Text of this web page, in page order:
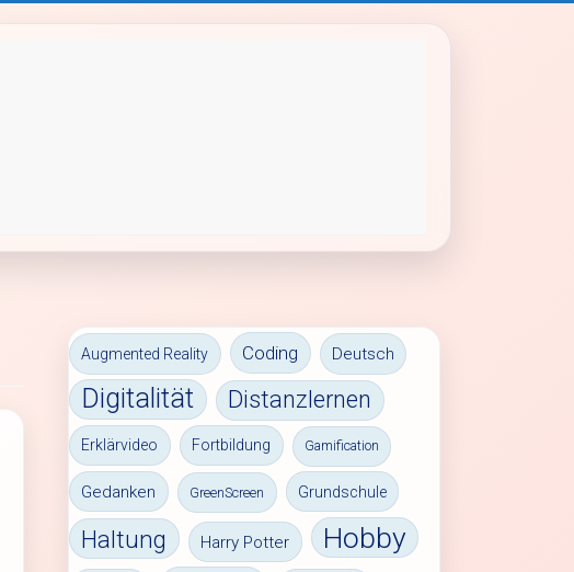
Augmented Reality Coding Deutsch
Digitalität Distanzlernen
Erklärvideo Fortbildung Gamification
Gedanken GreenScreen Grundschule
Haltung Harry Potter Hobby